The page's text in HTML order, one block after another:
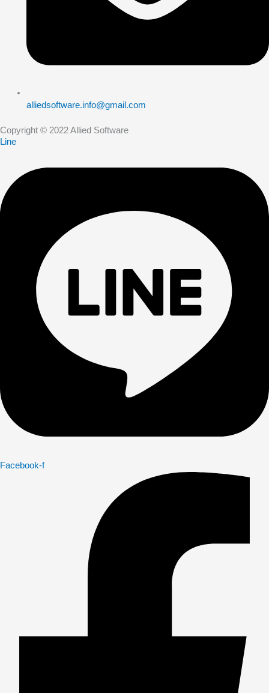
alliedsoftware.info@gmail.com
Copyright © 2022 Allied Software
Line
Facebook-f